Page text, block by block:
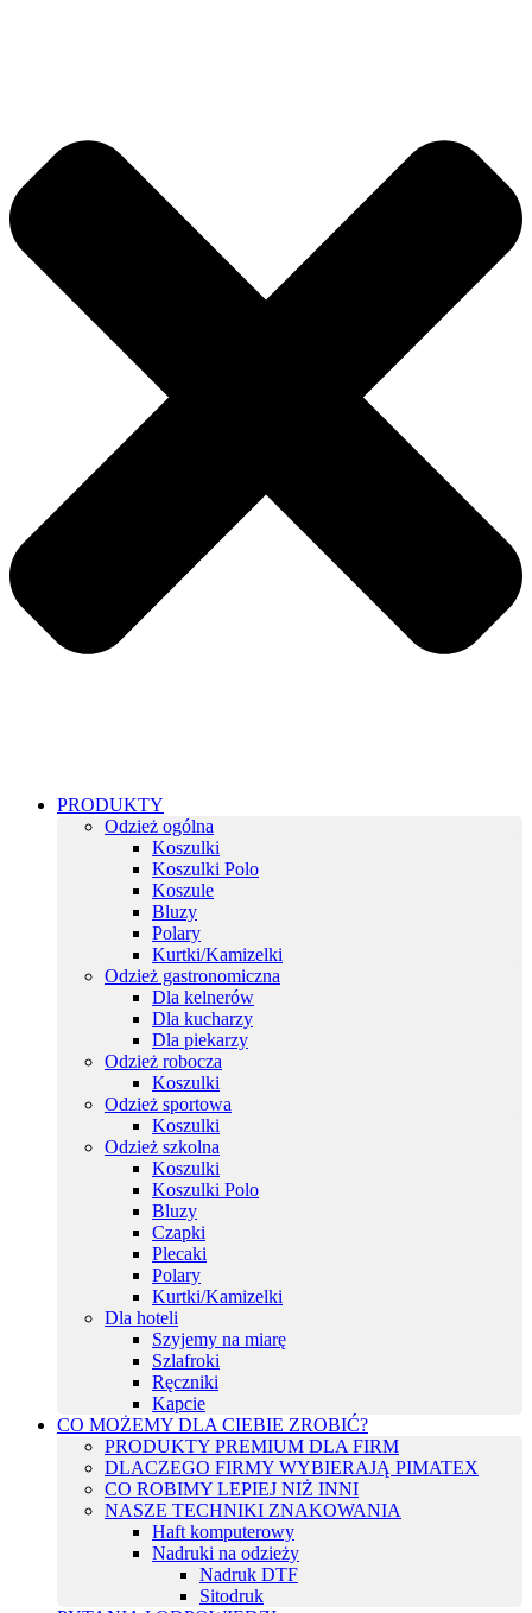
PRODUKTY
Odzież ogólna
Koszulki
Koszulki Polo
Koszule
Bluzy
Polary
Kurtki/Kamizelki
Odzież gastronomiczna
Dla kelnerów
Dla kucharzy
Dla piekarzy
Odzież robocza
Koszulki
Odzież sportowa
Koszulki
Odzież szkolna
Koszulki
Koszulki Polo
Bluzy
Czapki
Plecaki
Polary
Kurtki/Kamizelki
Dla hoteli
Szyjemy na miarę
Szlafroki
Ręczniki
Kapcie
CO MOŻEMY DLA CIEBIE ZROBIĆ?
PRODUKTY PREMIUM DLA FIRM
DLACZEGO FIRMY WYBIERAJĄ PIMATEX
CO ROBIMY LEPIEJ NIŻ INNI
NASZE TECHNIKI ZNAKOWANIA
Haft komputerowy
Nadruki na odzieży
Nadruk DTF
Sitodruk